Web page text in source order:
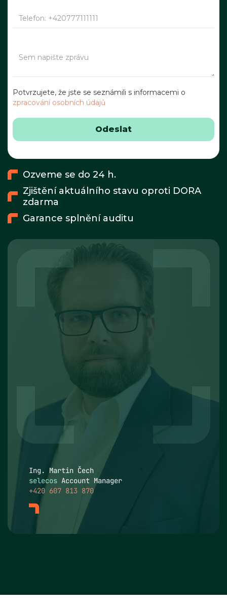
Potvrzujete, že jste se seznámili s informacemi o
zpracování osobních údajů
Ozveme se do 24 h.
Zjištění aktuálního stavu oproti DORA
zdarma
Garance splnění auditu
Ing. Martin Čech
selecos Account Manager
+420 607 813 870